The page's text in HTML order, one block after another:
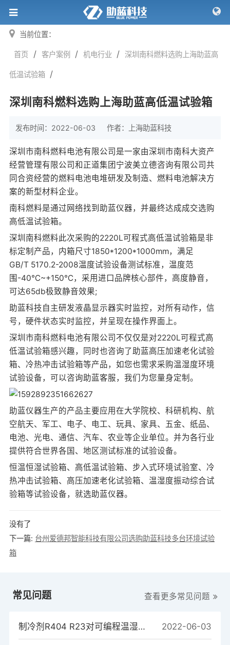
当前位置：
首页 / 客户案例 / 机电行业 / 深圳南科燃料选购上海助蓝高
低温试验箱 /
深圳南科燃料选购上海助蓝高低温试验箱
发布时间：2022-06-03 作者： 上海助蓝科技
深圳市南科燃料电池有限公司是一家由深圳市南科大资产
经营管理有限公司和正道集团宁波美立德咨询有限公司共
同合资经营的燃料电池电堆研发及制造、燃料电池解决方
案的新型材料企业。
南科燃料是通过网络找到助蓝仪器，并最终达成成交选购
高低温试验箱。
深圳南科燃料此次采购的2220L可程式高低温试验箱是非
标定制产品，内箱尺寸1850*1200*1000mm，满足
GB/T 5170.2-2008温度试验设备测试标准，温度范
围-40℃~+150℃，采用进口品牌核心部件，高度静音，
可达65db极致静音效果;
助蓝科技自主研发液晶显示器实时监控，对所有动作，信
号，硬件状态实时监控，并呈现在操作界面上。
深圳市南科燃料电池有限公司不仅仅是对2220L可程式高
低温试验箱感兴趣，同时也咨询了助蓝高压加速老化试验
箱、 冷热冲击试验箱等产品，如您也需求采购温湿度环境
试验设备，可以咨询助蓝客服，我们为您量身定制。
助蓝仪器生产的产品主要应用在大学院校、科研机构、航
空航天、军工、电子、电工、玩具、家具、五金、纸品、
电池、光电、通信、汽车、农业等企业单位。并为各行业
提供符合世界各国、地区测试标准的试验设备。
恒温恒湿试验箱、高低温试验箱、步入式环境试验室、冷
热冲击试验箱、高压加速老化试验箱、温湿度振动综合试
验箱等试验设备，就选助蓝仪器。
没有了
下一篇: 台州爱德邦智能科技有限公司选购助蓝科技多台环境试验
箱
常见问题 查看更多常见问题
制冷剂R404 R23对可编程温湿度试验箱制冷系统的重要性 2022-06-03